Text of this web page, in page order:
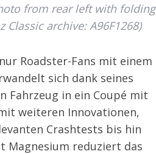
from rear left with folding
archive: A96F1268)
Roadster-Fans mit einem
sich dank seines
Fahrzeug in ein Coupé mit
weiteren Innovationen,
Crashtests bis hin
Magnesium reduziert das